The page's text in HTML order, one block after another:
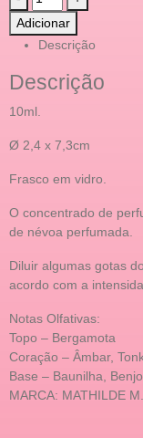
Adicionar
Descrição
Descrição
10ml.
Ø 2,4 x 7,3cm
Frasco em vidro.
O concentrado de
de névoa perfumada.
Diluir algumas gotas
acordo com a
Notas Olfativas:
Topo – Bergamota
Coração – Âmbar,
Base – Baunilha,
MARCA: MATHILDE M.